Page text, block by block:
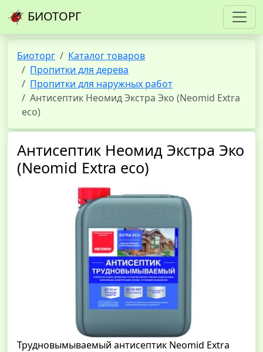
БИОТОРГ
Биоторг
Каталог товаров
Пропитки для дерева
Пропитки для наружных работ
Антисептик Неомид Экстра Эко (Neomid Extra
eco)
Антисептик Неомид Экстра Эко
(Neomid Extra eco)
Трудновымываемый антисептик Neomid Extra